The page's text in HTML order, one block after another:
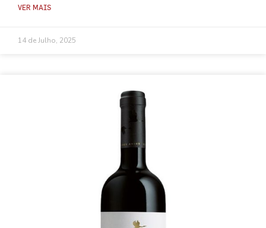
VER MAIS
14 de Julho, 2025